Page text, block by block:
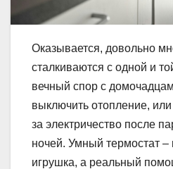
Оказывается, довольно
сталкиваются с одной и
вечный спор с
выключить отопление,
за электричество после
ночей. Умный термостат –
игрушка, а реальный